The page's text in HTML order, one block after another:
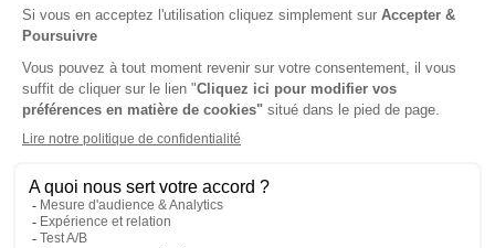
-25%
Abonnement 1 an
6 n° • Papier
17€85 Tarif Kiosque :23€70
Tarif France métropolitaine